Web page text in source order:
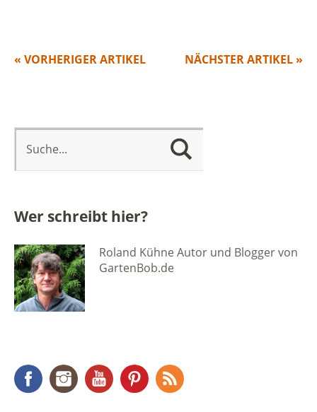
NÄCHSTER ARTIKEL »
« VORHERIGER ARTIKEL
Wer schreibt hier?
Roland Kühne Autor und Blogger von
GartenBob.de
FacebookInstagramYouTubePinterest